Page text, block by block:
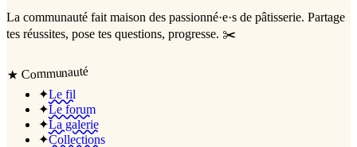
La communauté fait maison des passionné·e·s de pâtisserie. Partage
tes réussites, pose tes questions, progresse. ✂️
★ Communauté
✦Le fil
✦Le forum
✦La galerie
✦Collections